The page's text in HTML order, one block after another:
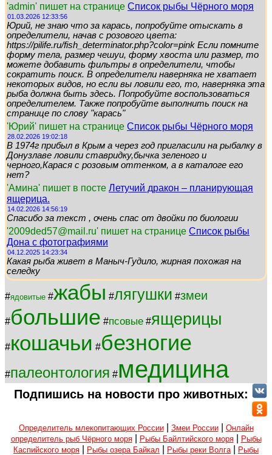
'admin' пишет на странице Список рыбы Чёрного моря
01.03.2026 12:33:56
Юрий, не знаю что за карась, попробуйте отыскать в
определители, начав с розового цвета:
https://pilife.ru/fish_determinator.php?color=pink Если помните
форму тела, размер чешуи, форму хвоста или размер, то
можете добавить фильтры в определители, чтобы
сократить поиск. В определители наверняка не хватает
некоторых видов, но если вы ловили его, то, наверняка эта
рыба должна быть здесь. Попробуйте воспользоваться
определителем. Также попробуйте выполнить поиск на
странице по слову "карась"
'Юрий' пишет на странице Список рыбы Чёрного моря
28.02.2026 19:02:18
В 1974г прибыл в Крым а через год пригласили на рыбалку в
Донузлаве ловили ставридку,бычка зеленого и
черного,Карася с розовым оттенком, а в каталоге его
нет?
'Амина' пишет в посте Летучий дракон – планирующая
ящерица.
14.02.2026 14:56:19
Спасибо за текст , очень спас от двойки по биологии
'2009ded57@mail.ru' пишет на странице Список рыбы
Дона с фотографиями
04.12.2025 14:23:34
Какая рыба живет в Маныч-Гудило, жирная похожая на
селедку
#ядовитые #жабы #лягушки #змеи
#большие #псовые #ящерицы
#кошачьи #безногие
#палеонтология #медицина
Подпишись на новости про животных:
Определитель млекопитающих России| Змеи России| Онлайн
определитель рыб Чёрного моря| Рыбы Байлтийского моря|
Рыбы
Каспийского моря
Рыбы озера Байкал Рыбы реки Волга
Рыбы